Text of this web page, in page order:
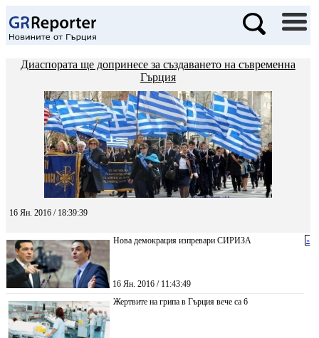
Диаспората ще допринесе за създаването на съвременна
Гърция
16 Ян. 2016 / 18:39:39
Нова демокрация изпревари СИРИЗА
16 Ян. 2016 / 11:43:49
Жертвите на грипа в Гърция вече са 6
«